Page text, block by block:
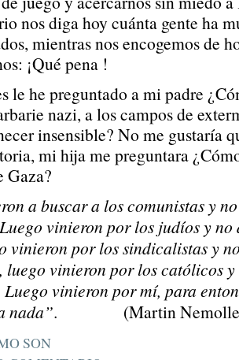
nos diga hoy cuánta gente ha
mientras nos encogemos de
¡Qué pena !
le he preguntado a mi padre
nazi, a los campos de
insensible? No me gustaría
mi hija me preguntara
Gaza?
a buscar a los comunistas y
vinieron por los judíos y
vinieron por los sindicalistas y
luego vinieron por los católicos
vinieron por mí, para
nada”. (Martin
SON